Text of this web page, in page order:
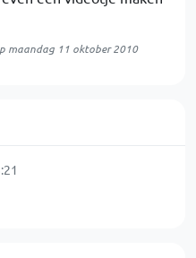
maandag 11 oktober 2010